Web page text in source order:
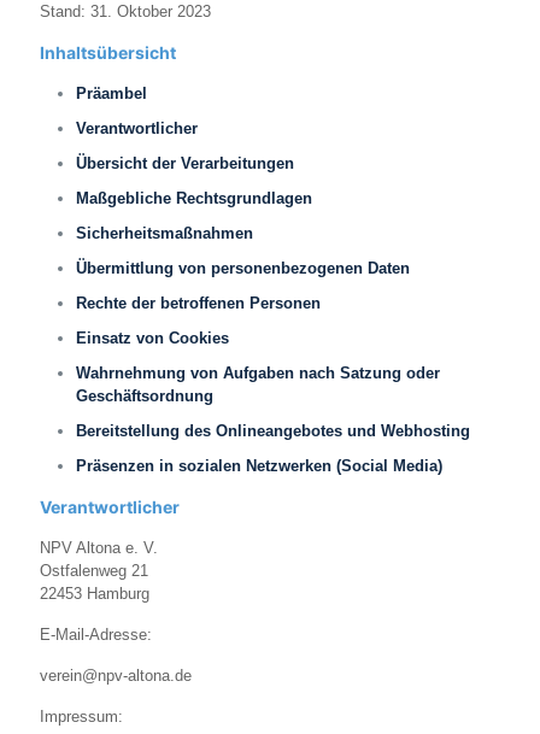
Stand: 31. Oktober 2023
Inhaltsübersicht
Präambel
Verantwortlicher
Übersicht der Verarbeitungen
Maßgebliche Rechtsgrundlagen
Sicherheitsmaßnahmen
Übermittlung von personenbezogenen Daten
Rechte der betroffenen Personen
Einsatz von Cookies
Wahrnehmung von Aufgaben nach Satzung oder
Geschäftsordnung
Bereitstellung des Onlineangebotes und Webhosting
Präsenzen in sozialen Netzwerken (Social Media)
Verantwortlicher
NPV Altona e. V.
Ostfalenweg 21
22453 Hamburg
E-Mail-Adresse:
verein@npv-altona.de
Impressum: